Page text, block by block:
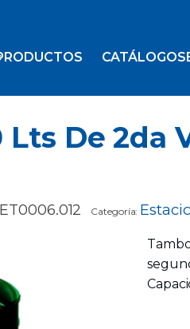
CATÁLOGOS
De 2da
Categoría: